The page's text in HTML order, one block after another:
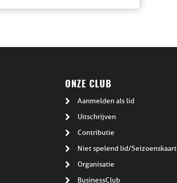
ONZE CLUB
Aanmelden als lid
Uitschrijven
Contributie
Niet spelend lid/Seizoenskaart
Organisatie
BusinessClub